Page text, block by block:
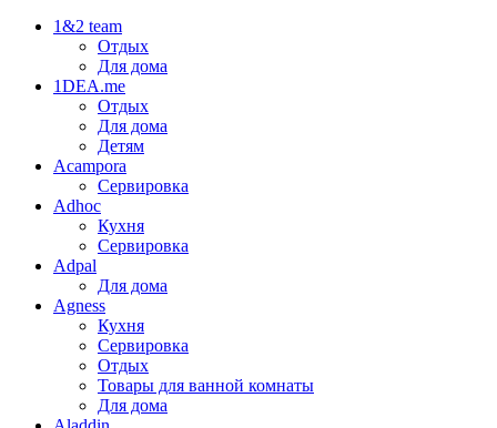
1&2 team
Отдых
Для дома
1DEA.me
Отдых
Для дома
Детям
Acampora
Сервировка
Adhoc
Кухня
Сервировка
Adpal
Для дома
Agness
Кухня
Сервировка
Отдых
Товары для ванной комнаты
Для дома